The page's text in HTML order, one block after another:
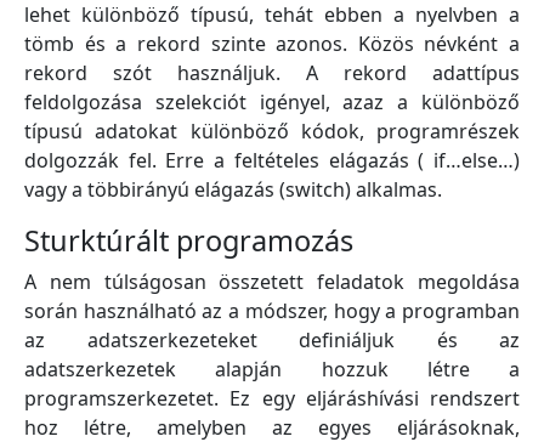
lehet különböző típusú, tehát ebben a nyelvben a
tömb és a rekord szinte azonos. Közös névként a
rekord szót használjuk. A rekord adattípus
feldolgozása szelekciót igényel, azaz a különböző
típusú adatokat különböző kódok, programrészek
dolgozzák fel. Erre a feltételes elágazás ( if…else…)
vagy a többirányú elágazás (switch) alkalmas.
Sturktúrált programozás
A nem túlságosan összetett feladatok megoldása
során használható az a módszer, hogy a programban
az adatszerkezeteket definiáljuk és az
adatszerkezetek alapján hozzuk létre a
programszerkezetet. Ez egy eljáráshívási rendszert
hoz létre, amelyben az egyes eljárásoknak,